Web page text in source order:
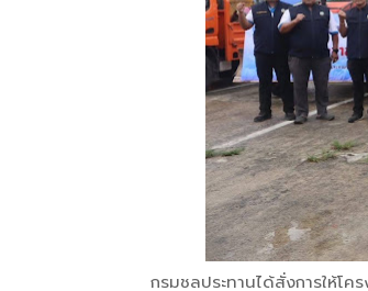
กรมชลประทานได้สั่งการให้โ